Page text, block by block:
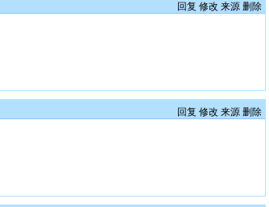
回复 修改 来源 删除
回复 修改 来源 删除